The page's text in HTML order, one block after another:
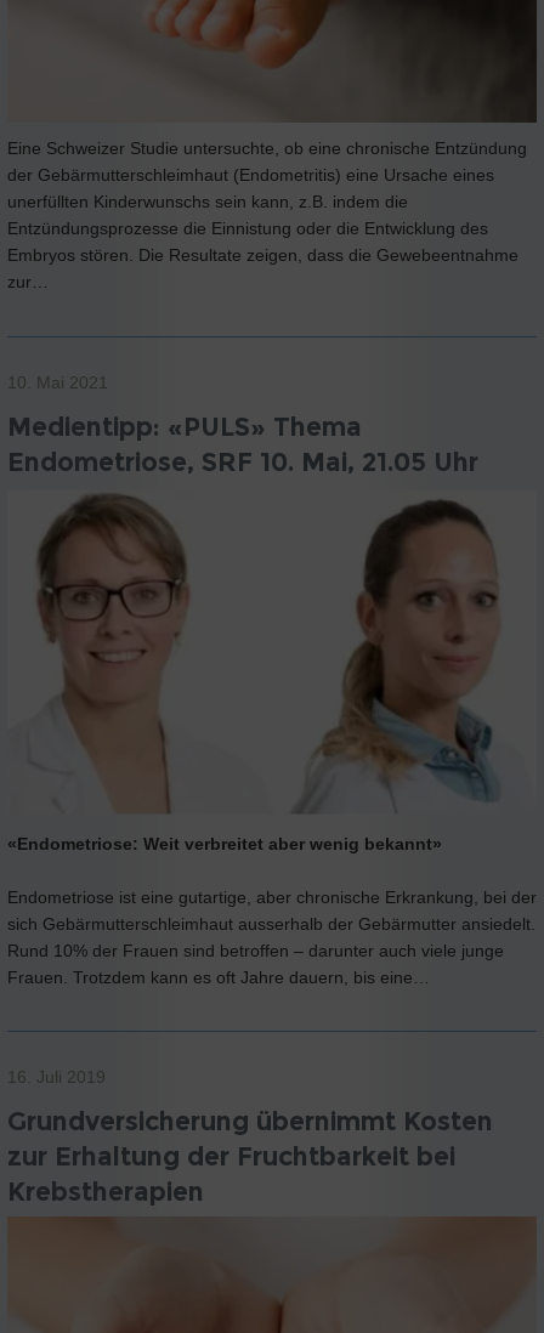
Eine Schweizer Studie untersuchte, ob eine chronische Entzündung
der Gebärmutterschleimhaut (Endometritis) eine Ursache eines
unerfüllten Kinderwunschs sein kann, z.B. indem die
Entzündungsprozesse die Einnistung oder die Entwicklung des
Embryos stören. Die Resultate zeigen, dass die Gewebeentnahme
zur…
10. Mai 2021
Medientipp: «PULS» Thema
Endometriose, SRF 10. Mai, 21.05 Uhr
«Endometriose: Weit verbreitet aber wenig bekannt»
Endometriose ist eine gutartige, aber chronische Erkrankung, bei der
sich Gebärmutterschleimhaut ausserhalb der Gebärmutter ansiedelt.
Rund 10% der Frauen sind betroffen – darunter auch viele junge
Frauen. Trotzdem kann es oft Jahre dauern, bis eine…
16. Juli 2019
Grundversicherung übernimmt Kosten
zur Erhaltung der Fruchtbarkeit bei
Krebstherapien